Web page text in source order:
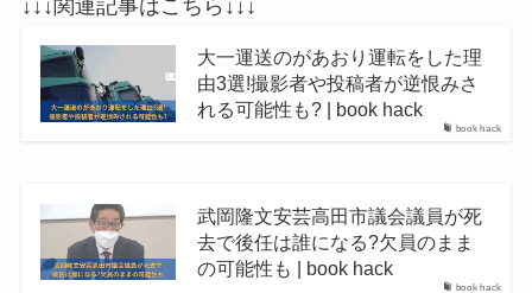
↓↓↓関連記事はこちら↓↓↓
book hack
大一運送のがあおり運転をした理
由3選!撮影者や投稿者が逆恨みさ
れる可能性も? | book hack
book hack
武岡隆文安芸高田市議会議員が死
去で後任は誰になる?欠員のまま
の可能性も | book hack